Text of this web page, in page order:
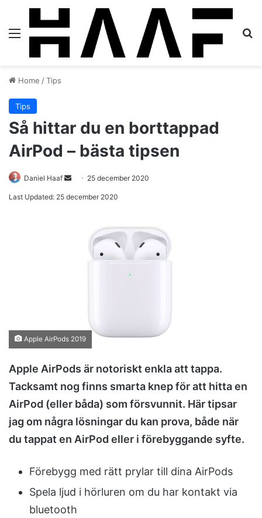
Home /Tips
Tips
Så hittar du en borttappad
AirPod – bästa tipsen
Daniel Haaf 25 december 2020
Last Updated: 25 december 2020
Apple AirPods 2019
Apple AirPods är notoriskt enkla att tappa.
Tacksamt nog finns smarta knep för att hitta en
AirPod (eller båda) som försvunnit. Här tipsar
jag om några lösningar du kan prova, både när
du tappat en AirPod eller i förebyggande syfte.
Förebygg med rätt prylar till dina AirPods
Spela ljud i hörluren om du har kontakt via
bluetooth